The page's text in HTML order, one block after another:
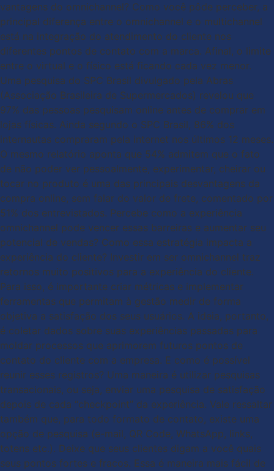
vantagens do omnichannel? Como você pôde perceber, a
principal diferença entre o omnichannel e o multichannel
está na integração do atendimento do cliente nos
diferentes pontos de contato com a marca. Afinal, o limite
entre o virtual e o físico está ficando cada vez menor.
Uma pesquisa do SPC Brasil divulgado pela Abras
(Associação Brasileira de Supermercados) revelou que
97% das pessoas pesquisam online antes de comprar em
lojas físicas. Ainda segundo o SPC Brasil, 86% dos
internautas compraram pela internet nos últimos 12 meses.
O mesmo relatório aponta que 54% admitem que o fato
de não poder ver pessoalmente, experimentar, cheirar ou
tocar no produto é uma das principais desvantagens da
compra online, sem falar do valor de frete, comentado por
51% dos entrevistados. Percebe como a experiência
omnichannel pode vencer essas barreiras e aumentar seu
potencial de vendas? Como essa estratégia impacta a
experiência do cliente? Investir em ser omnichannel traz
retornos muito positivos para a experiência do cliente.
Para isso, é importante criar métricas e implementar
ferramentas que permitam à gestão medir de forma
objetiva a satisfação dos seus usuários. A ideia, portanto,
é coletar dados sobre suas experiências passadas para
moldar processos que aprimorem futuros pontos de
contato do cliente com a empresa. E como é possível
reunir esses registros? Uma maneira é utilizar pesquisas
transacionais, ou seja, enviar uma pesquisa de satisfação
depois de cada “checkpoint” da experiência. Vale ressaltar
também que, para todo formato de contato, existe uma
opção de pesquisa (e-mail, QR Code, WhatsApp, links,
totens etc.). Deixe que seus clientes digam a você quais
seus pontos fortes e fracos. Essa é maneira mais fácil de